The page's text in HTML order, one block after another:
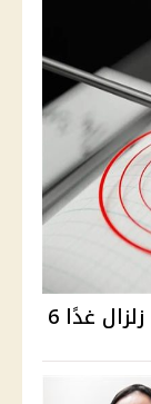
البحوث الفلكية تحسم مزاعم وقوع زلزال غدًا 6